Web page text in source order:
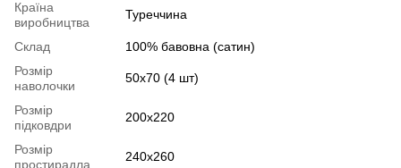
Країна
виробництва
Туреччина
Склад
100% бавовна (сатин)
Розмір
наволочки
50х70 (4 шт)
Розмір
підковдри
200х220
Розмір
простирадла
240х260